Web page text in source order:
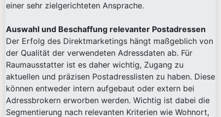
einer sehr zielgerichteten Ansprache.
Auswahl und Beschaffung relevanter Postadressen
Der Erfolg des Direktmarketings hängt maßgeblich von
der Qualität der verwendeten Adressdaten ab. Für
Raumausstatter ist es daher wichtig, Zugang zu
aktuellen und präzisen Postadresslisten zu haben. Diese
können entweder intern aufgebaut oder extern bei
Adressbrokern erworben werden. Wichtig ist dabei die
Segmentierung nach relevanten Kriterien wie Wohnort,